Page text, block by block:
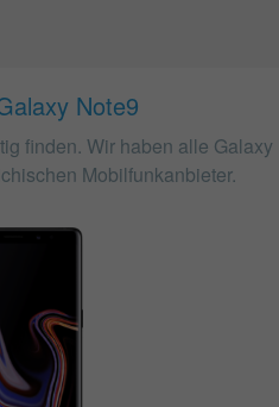
Note9
finden. Wir haben alle Galaxy
Mobilfunkanbieter.